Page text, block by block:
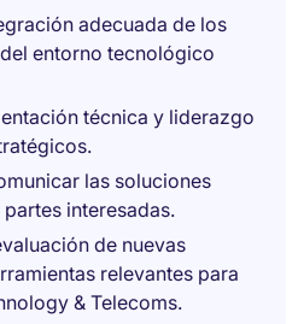
adecuada de los
entorno tecnológico
técnica y liderazgo
las soluciones
interesadas.
de nuevas
relevantes para
& Telecoms.